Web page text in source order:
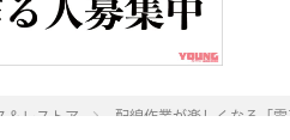
＆レストア 配線作業が楽しくなる「